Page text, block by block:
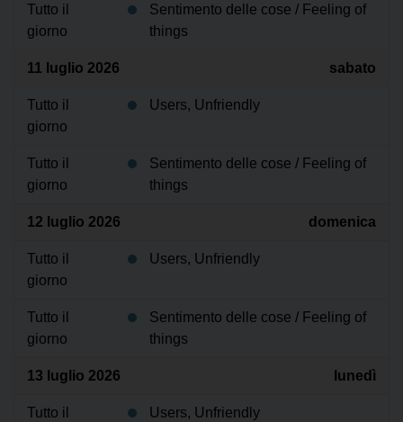
Tutto il
giorno
Sentimento delle cose / Feeling of
things
11 luglio 2026 sabato
Tutto il
giorno
Users, Unfriendly
Tutto il
giorno
Sentimento delle cose / Feeling of
things
12 luglio 2026 domenica
Tutto il
giorno
Users, Unfriendly
Tutto il
giorno
Sentimento delle cose / Feeling of
things
13 luglio 2026 lunedì
Tutto il
Users, Unfriendly